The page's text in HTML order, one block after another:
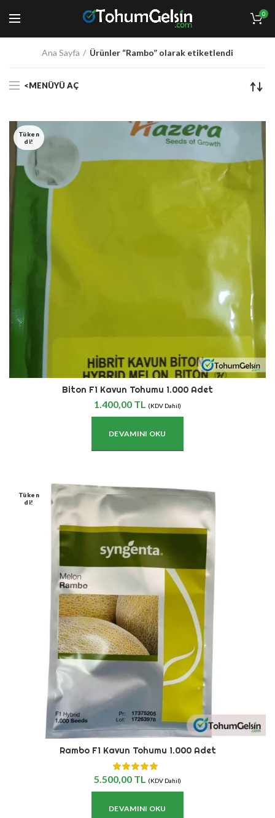
0
Ana Sayfa Ürünler “Rambo” olarak etiketlendi
<MENÜYÜ AÇ
Tüken
Di!
Biton F1 Kavun Tohumu 1.000 Adet
1.400,00 TL (KDV Dahil)
DEVAMINI OKU
Tüken
Di!
Rambo F1 Kavun Tohumu 1.000 Adet
5.500,00 TL (KDV Dahil)
DEVAMINI OKU